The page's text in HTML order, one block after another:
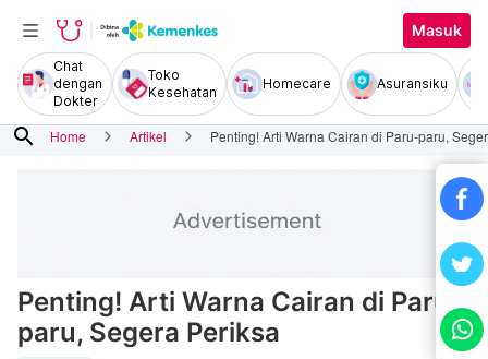
Masuk
Chat
dengan
Dokter
Toko
Kesehatan
Homecare Asuransiku
search Home Artikel Penting! Arti Warna Cairan di Paru-paru,
Penting! Arti Warna Cairan di Paru-
paru, Segera Periksa